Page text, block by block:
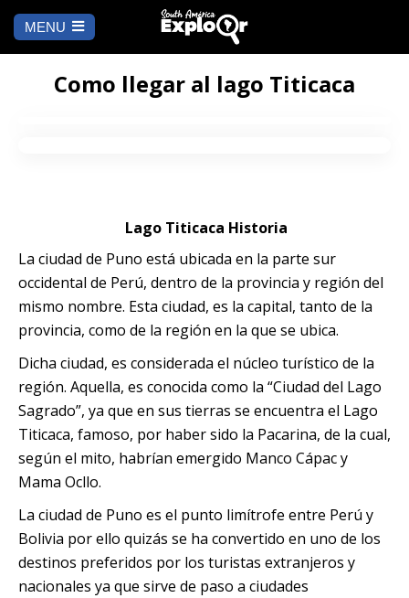
MENU
INICIO
Lima
Puno
Arequipa
Camino Inca
Iquitos
Machu Picchu
Tambopata
SALAR DE
UYUNI
BLOG
CONTÁCTANOS
a
Como llegar al lago Titicaca
Lago Titicaca Historia
La ciudad de Puno está ubicada en la parte sur
occidental de Perú, dentro de la provincia y región del
mismo nombre. Esta ciudad, es la capital, tanto de la
provincia, como de la región en la que se ubica.
Dicha ciudad, es considerada el núcleo turístico de la
región. Aquella, es conocida como la “Ciudad del Lago
Sagrado”, ya que en sus tierras se encuentra el Lago
Titicaca, famoso, por haber sido la Pacarina, de la cual,
según el mito, habrían emergido Manco Cápac y
Mama Ocllo.
La ciudad de Puno es el punto limítrofe entre Perú y
Bolivia por ello quizás se ha convertido en uno de los
destinos preferidos por los turistas extranjeros y
nacionales ya que sirve de paso a ciudades